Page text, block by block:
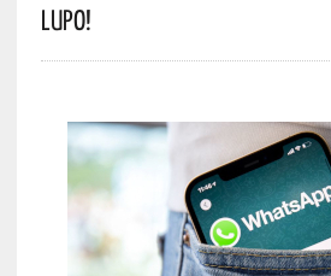
Lupo!